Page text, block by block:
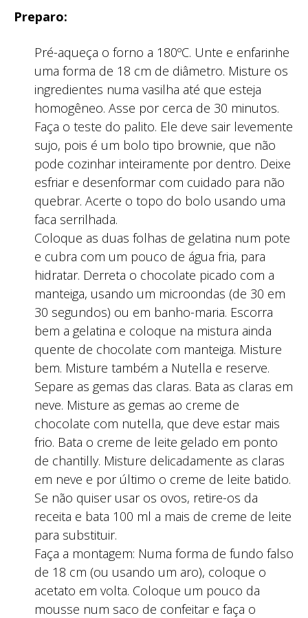
Preparo:
Pré-aqueça o forno a 180ºC. Unte e enfarinhe
uma forma de 18 cm de diâmetro. Misture os
ingredientes numa vasilha até que esteja
homogêneo. Asse por cerca de 30 minutos.
Faça o teste do palito. Ele deve sair levemente
sujo, pois é um bolo tipo brownie, que não
pode cozinhar inteiramente por dentro. Deixe
esfriar e desenformar com cuidado para não
quebrar. Acerte o topo do bolo usando uma
faca serrilhada.
Coloque as duas folhas de gelatina num pote
e cubra com um pouco de água fria, para
hidratar. Derreta o chocolate picado com a
manteiga, usando um microondas (de 30 em
30 segundos) ou em banho-maria. Escorra
bem a gelatina e coloque na mistura ainda
quente de chocolate com manteiga. Misture
bem. Misture também a Nutella e reserve.
Separe as gemas das claras. Bata as claras em
neve. Misture as gemas ao creme de
chocolate com nutella, que deve estar mais
frio. Bata o creme de leite gelado em ponto
de chantilly. Misture delicadamente as claras
em neve e por último o creme de leite batido.
Se não quiser usar os ovos, retire-os da
receita e bata 100 ml a mais de creme de leite
para substituir.
Faça a montagem: Numa forma de fundo falso
de 18 cm (ou usando um aro), coloque o
acetato em volta. Coloque um pouco da
mousse num saco de confeitar e faça o